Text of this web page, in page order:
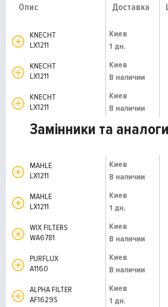
Опис Доставка
KNECHT
LX1211
Киев
1 дн.
KNECHT
LX1211
Киев
В наличии
KNECHT
LX1211
Киев
В наличии
Замінники та аналоги
MAHLE
LX1211
Киев
В наличии
MAHLE
LX1211
Киев
1 дн.
WIX FILTERS
WA6781
Киев
В наличии
PURFLUX
A1160
Киев
В наличии
ALPHA FILTER
AF1629S
Киев
1 дн.